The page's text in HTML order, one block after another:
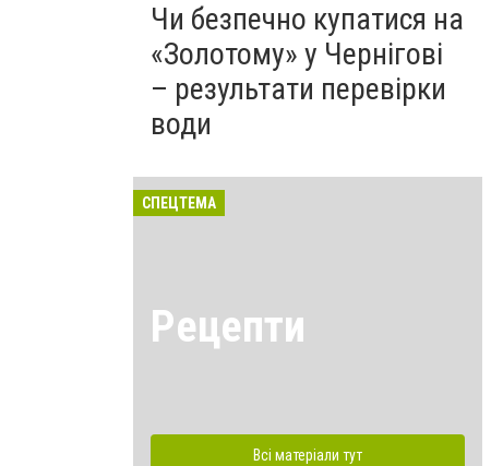
Чи безпечно купатися на
«Золотому» у Чернігові
– результати перевірки
води
СПЕЦТЕМА
Рецепти
Всі матеріали тут